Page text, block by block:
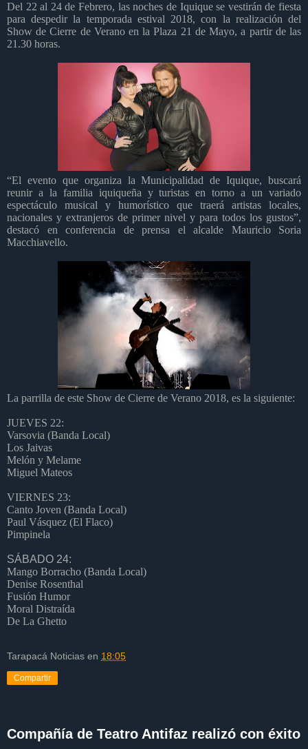
Del 22 al 24 de Febrero, las noches de Iquique se vestirán de fiesta
para despedir la temporada estival 2018, con la realización del
Show de Cierre de Verano en la Plaza 21 de Mayo, a partir de las
21.30 horas.
“El evento que organiza la Municipalidad de Iquique, buscará
reunir a la familia iquiqueña y turistas en torno a un variado
espectáculo musical y humorístico que traerá artistas locales,
nacionales y extranjeros de primer nivel y para todos los gustos”,
destacó en conferencia de prensa el alcalde Mauricio Soria
Macchiavello.
La parrilla de este Show de Cierre de Verano 2018, es la siguiente:
JUEVES 22:
Varsovia (Banda Local)
Los Jaivas
Melón y Melame
Miguel Mateos
VIERNES 23:
Canto Joven (Banda Local)
Paul Vásquez (El Flaco)
Pimpinela
SÁBADO 24:
Mango Borracho (Banda Local)
Denise Rosenthal
Fusión Humor
Moral Distraída
De La Ghetto
Tarapacá Noticias en 18:05
Compartir
Compañía de Teatro Antifaz realizó con éxito